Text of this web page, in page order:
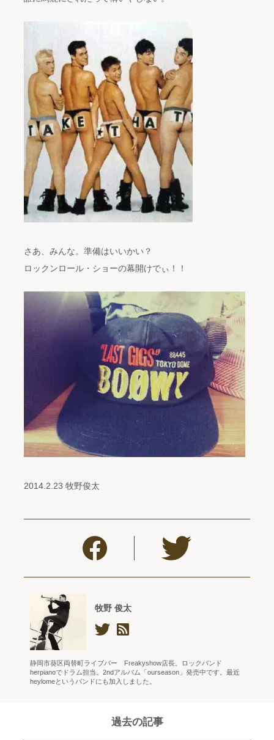
さあ、みんな。準備はいいかい？
ロックンロール・ショーの幕開けでぃ！！
2014.2.23 牧野俊太
牧野 俊太
静岡市葵区両替町ライブバー Freakyshow店長。ロックバンド
herpianoでドラム担当。2ndアルバム「ourseason」発売中です。最近
heylomeというバンドにも加入しました。
過去の記事